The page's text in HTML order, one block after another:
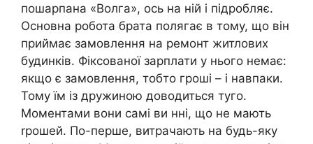
пошарпана «Волга», ось на ній і підробляє.
Основна робота брата полягає в тому, що він
приймає замовлення на ремонт житлових
будинків. Фіксованої зарплати у нього немає:
якщо є замовлення, тобто гроші – і навпаки.
Тому їм із дружиною доводиться туго.
Моментами вони самі ви нні, що не мають
rрошей. По-перше, витрачають на будь-яку